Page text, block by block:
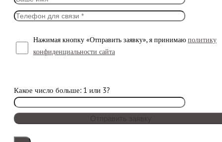
Нажимая кнопку «Отправить заявку», я принимаю политику
конфиденциальности сайта
Какое число больше: 1 или 3?